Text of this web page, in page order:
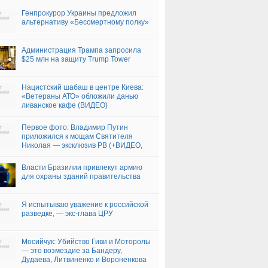
Генпрокурор Украины предложил
альтернативу «Бессмертному полку»
Администрация Трампа запросила
$25 млн на защиту Trump Tower
Нацистский шабаш в центре Киева:
«Ветераны АТО» обложили данью
ливанское кафе (ВИДЕО)
Первое фото: Владимир Путин
приложился к мощам Святителя
Николая — эксклюзив РВ (+ВИДЕО,
Власти Бразилии привлекут армию
для охраны зданий правительства
Я испытываю уважение к российской
разведке, — экс-глава ЦРУ
Мосийчук: Убийство Гиви и Моторолы
— это возмездие за Бандеру,
Дудаева, Литвиненко и Вороненкова